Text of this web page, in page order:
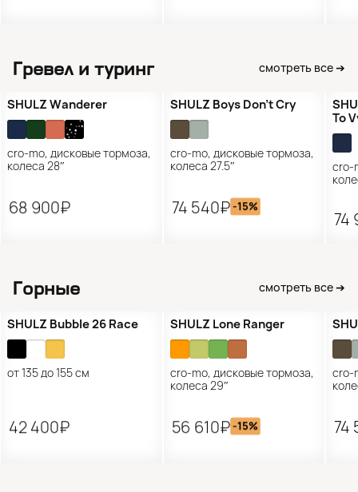
Гревел и туринг смотреть все ➔
SHULZ Wanderer
cro-mo, дисковые тормоза,
колеса 28″
68 900₽
Распродажа
SHULZ Boys Don’t Cry
cro-mo, дисковые тормоза,
колеса 27.5″
74 540₽-15%
To
cro-
74
Горные смотреть все ➔
Подарок 🎁
SHULZ Bubble 26 Race
от 135 до 155 см
42 400₽
Распродажа
SHULZ Lone Ranger
cro-mo, дисковые тормоза,
колеса 29″
56 610₽-15%
cro-
74